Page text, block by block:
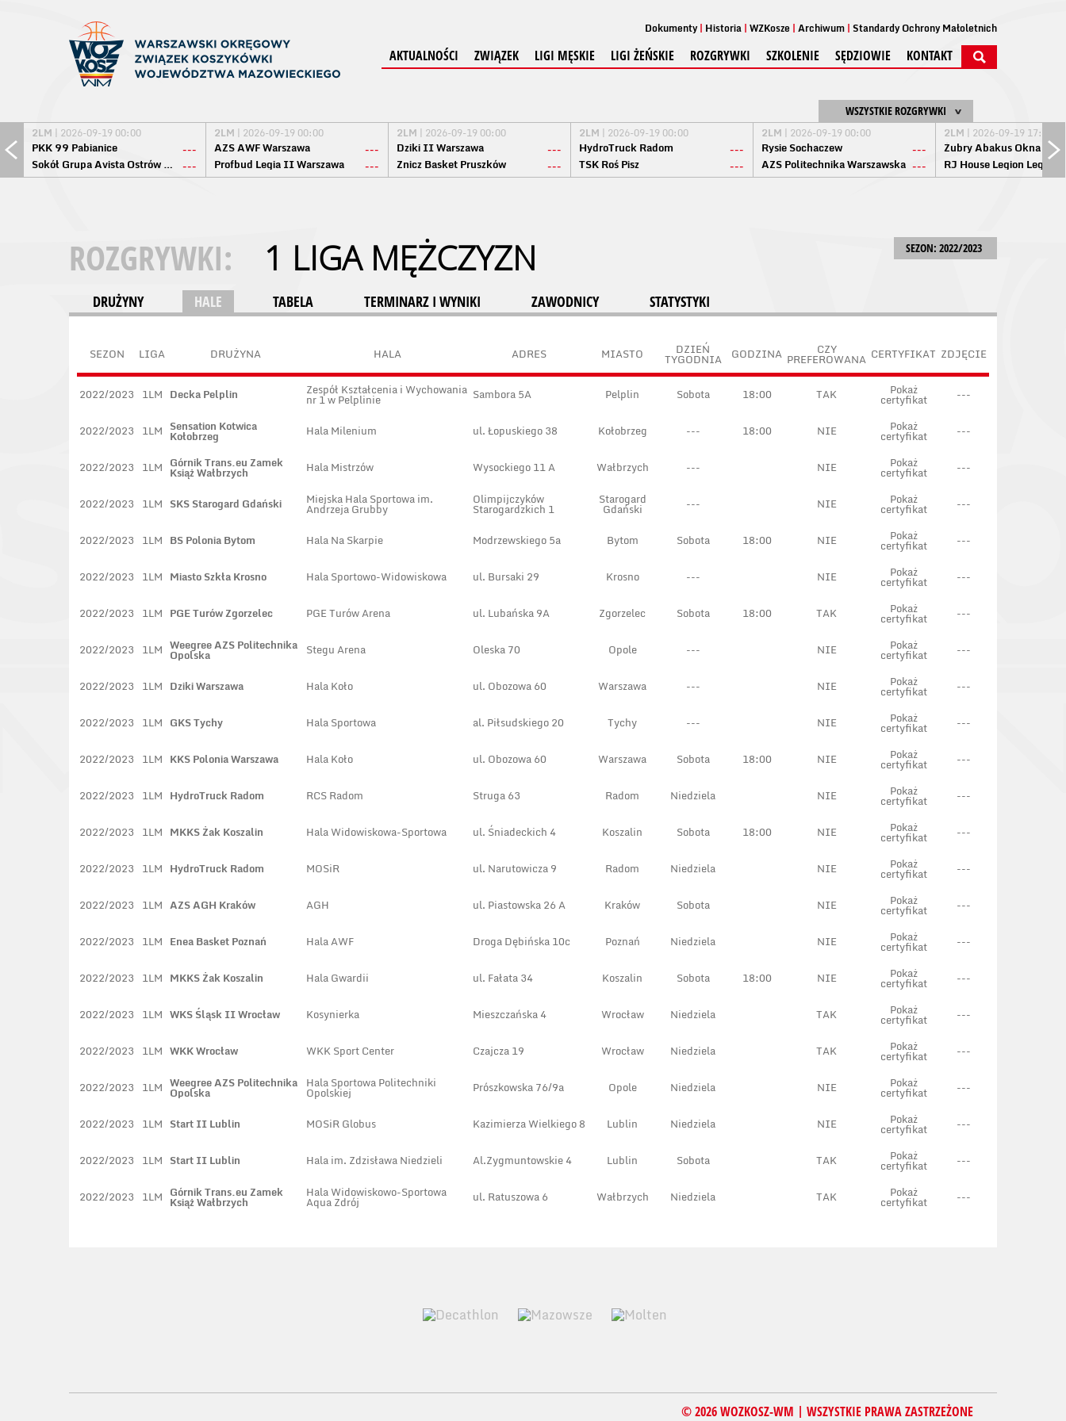
Dokumenty Historia WZKosze Archiwum Standardy Ochrony Małoletnich
AKTUALNOŚCI ZWIĄZEK LIGI MĘSKIE LIGI ŻEŃSKIE ROZGRYWKI SZKOLENIE SĘDZIOWIE KONTAKT
WSZYSTKIE ROZGRYWKI
2LM | 2026-09-19 00:00
PKK 99 Pabianice
---
Sokół Grupa Avista Ostrów Maz. ---
2LM | 2026-09-19 00:00
AZS AWF Warszawa
---
Profbud Legia II Warszawa
---
2LM | 2026-09-19 00:00
Dziki II Warszawa
---
Znicz Basket Pruszków
---
2LM | 2026-09-19 00:00
HydroTruck Radom
---
TSK Roś Pisz
---
2LM | 2026-09-19 00:00
Rysie Sochaczew
---
AZS Politechnika Warszawska ---
2LM | 2026-09-19 17:00
Żubry Abakus Okna
RJ House Legion
SEZON: 2022/2023
ROZGRYWKI: 1 LIGA MĘŻCZYZN
DRUŻYNY HALE TABELA TERMINARZ I WYNIKI ZAWODNICY STATYSTYKI
SEZON LIGA DRUŻYNA HALA ADRES MIASTO DZIEŃ
TYGODNIA GODZINA CZY
PREFEROWANA CERTYFIKAT ZDJĘCIE
2022/2023 1LM Decka Pelplin Zespół Kształcenia i Wychowania
nr 1 w Pelplinie Sambora 5A Pelplin Sobota 18:00 TAK Pokaż
certyfikat ---
2022/2023 1LM Sensation Kotwica
Kołobrzeg Hala Milenium ul. Łopuskiego 38 Kołobrzeg --- 18:00 NIE Pokaż
certyfikat ---
2022/2023 1LM Górnik Trans.eu Zamek
Książ Wałbrzych Hala Mistrzów Wysockiego 11 A Wałbrzych --- NIE Pokaż
certyfikat ---
2022/2023 1LM SKS Starogard Gdański Miejska Hala Sportowa im.
Andrzeja Grubby
Olimpijczyków
Starogardzkich 1
Starogard
Gdański --- NIE Pokaż
certyfikat ---
2022/2023 1LM BS Polonia Bytom Hala Na Skarpie Modrzewskiego 5a Bytom Sobota 18:00 NIE Pokaż
certyfikat ---
2022/2023 1LM Miasto Szkła Krosno Hala Sportowo-Widowiskowa ul. Bursaki 29 Krosno --- NIE Pokaż
certyfikat ---
2022/2023 1LM PGE Turów Zgorzelec PGE Turów Arena ul. Lubańska 9A Zgorzelec Sobota 18:00 TAK Pokaż
certyfikat ---
2022/2023 1LM Weegree AZS Politechnika
Opolska Stegu Arena Oleska 70 Opole --- NIE Pokaż
certyfikat ---
2022/2023 1LM Dziki Warszawa Hala Koło ul. Obozowa 60 Warszawa --- NIE Pokaż
certyfikat ---
2022/2023 1LM GKS Tychy Hala Sportowa al. Piłsudskiego 20 Tychy --- NIE Pokaż
certyfikat ---
2022/2023 1LM KKS Polonia Warszawa Hala Koło ul. Obozowa 60 Warszawa Sobota 18:00 NIE Pokaż
certyfikat ---
2022/2023 1LM HydroTruck Radom RCS Radom Struga 63 Radom Niedziela NIE Pokaż
certyfikat ---
2022/2023 1LM MKKS Żak Koszalin Hala Widowiskowa-Sportowa ul. Śniadeckich 4 Koszalin Sobota 18:00 NIE Pokaż
certyfikat ---
2022/2023 1LM HydroTruck Radom MOSiR ul. Narutowicza 9 Radom Niedziela NIE Pokaż
certyfikat ---
2022/2023 1LM AZS AGH Kraków AGH ul. Piastowska 26 A Kraków Sobota NIE Pokaż
certyfikat ---
2022/2023 1LM Enea Basket Poznań Hala AWF Droga Dębińska 10c Poznań Niedziela NIE Pokaż
certyfikat ---
2022/2023 1LM MKKS Żak Koszalin Hala Gwardii ul. Fałata 34 Koszalin Sobota 18:00 NIE Pokaż
certyfikat ---
2022/2023 1LM WKS Śląsk II Wrocław Kosynierka Mieszczańska 4 Wrocław Niedziela TAK Pokaż
certyfikat ---
2022/2023 1LM WKK Wrocław WKK Sport Center Czajcza 19 Wrocław Niedziela TAK Pokaż
certyfikat ---
2022/2023 1LM Weegree AZS Politechnika
Opolska
Hala Sportowa Politechniki
Opolskiej Prószkowska 76/9a Opole Niedziela NIE Pokaż
certyfikat ---
2022/2023 1LM Start II Lublin MOSiR Globus Kazimierza Wielkiego 8 Lublin Niedziela NIE Pokaż
certyfikat ---
2022/2023 1LM Start II Lublin Hala im. Zdzisława Niedzieli Al.Zygmuntowskie 4 Lublin Sobota TAK Pokaż
certyfikat ---
2022/2023 1LM Górnik Trans.eu Zamek
Książ Wałbrzych
Hala Widowiskowo-Sportowa
Aqua Zdrój ul. Ratuszowa 6 Wałbrzych Niedziela TAK Pokaż
certyfikat ---
© 2026 WOZKOSZ-WM | WSZYSTKIE PRAWA ZASTRZEŻONE